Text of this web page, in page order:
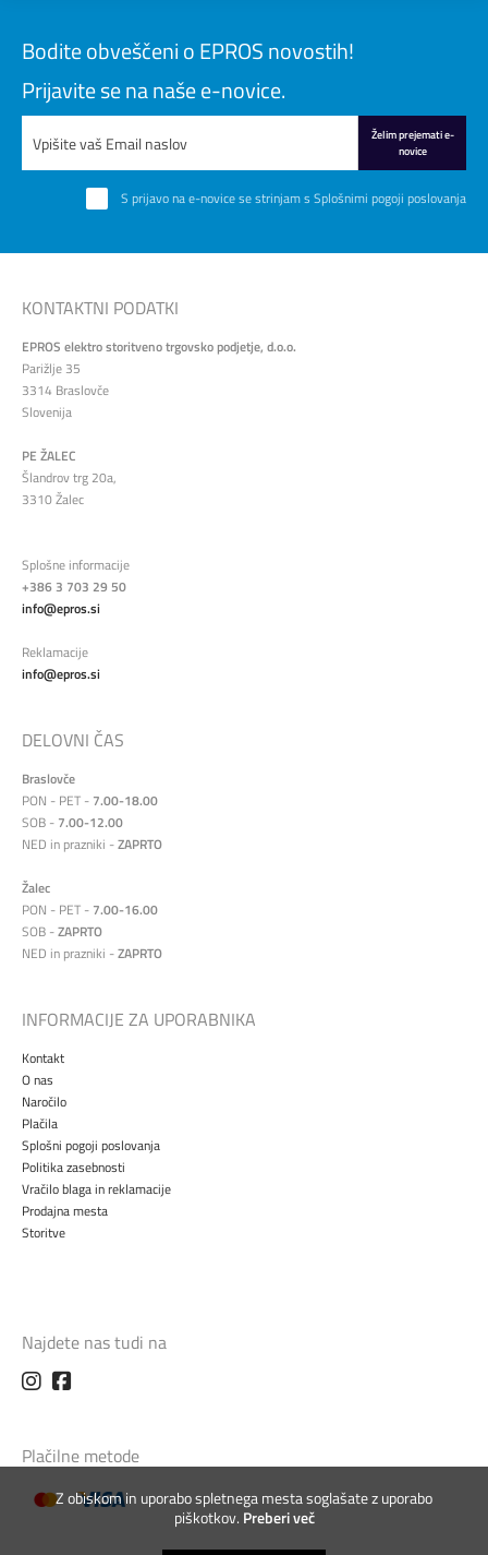
Bodite obveščeni o EPROS novostih!
Prijavite se na naše e-novice.
Želim prejemati e-
novice
S prijavo na e-novice se strinjam s Splošnimi pogoji poslovanja
KONTAKTNI PODATKI
EPROS elektro storitveno trgovsko podjetje, d.o.o.
Parižlje 35
3314 Braslovče
Slovenija
PE ŽALEC
Šlandrov trg 20a,
3310 Žalec
Splošne informacije
+386 3 703 29 50
info@epros.si
Reklamacije
info@epros.si
DELOVNI ČAS
Braslovče
PON - PET - 7.00-18.00
SOB - 7.00-12.00
NED in prazniki -ZAPRTO
Žalec
PON - PET - 7.00-16.00
SOB -ZAPRTO
NED in prazniki -ZAPRTO
INFORMACIJE ZA UPORABNIKA
Kontakt
O nas
Naročilo
Plačila
Splošni pogoji poslovanja
Politika zasebnosti
Vračilo blaga in reklamacije
Prodajna mesta
Storitve
Najdete nas tudi na
Plačilne metode
Z obiskom in uporabo spletnega mesta soglašate z uporabo
piškotkov. Preberi več